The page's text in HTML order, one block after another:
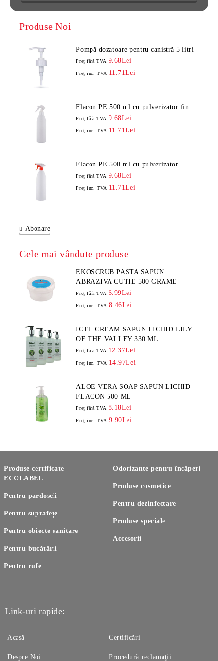
Produse Noi
Pompă dozatoare pentru canistră 5 litri
Preţ fără TVA 9.68Lei
Preţ inc. TVA 11.71Lei
Flacon PE 500 ml cu pulverizator fin
Preţ fără TVA 9.68Lei
Preţ inc. TVA 11.71Lei
Flacon PE 500 ml cu pulverizator
Preţ fără TVA 9.68Lei
Preţ inc. TVA 11.71Lei
Abonare
Cele mai vândute produse
EKOSCRUB PASTA SAPUN
ABRAZIVA CUTIE 500 GRAME
Preţ fără TVA 6.99Lei
Preţ inc. TVA 8.46Lei
IGEL CREAM SAPUN LICHID LILY
OF THE VALLEY 330 ML
Preţ fără TVA 12.37Lei
Preţ inc. TVA 14.97Lei
ALOE VERA SOAP SAPUN LICHID
FLACON 500 ML
Preţ fără TVA 8.18Lei
Preţ inc. TVA 9.90Lei
Produse certificate
ECOLABEL
Pentru pardoseli
Pentru suprafețe
Pentru obiecte sanitare
Pentru bucătării
Pentru rufe
Odorizante pentru încăperi
Produse cosmetice
Pentru dezinfectare
Produse speciale
Accesorii
Link-uri rapide:
Acasă
Despre Noi
Certificări
Procedură reclamaţii